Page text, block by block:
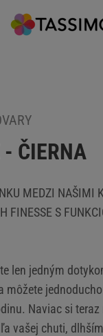
- ČIERNA
MEDZI NAŠIMI
FINESSE S
len jedným
môžete
Naviac si teraz
vašej chuti,